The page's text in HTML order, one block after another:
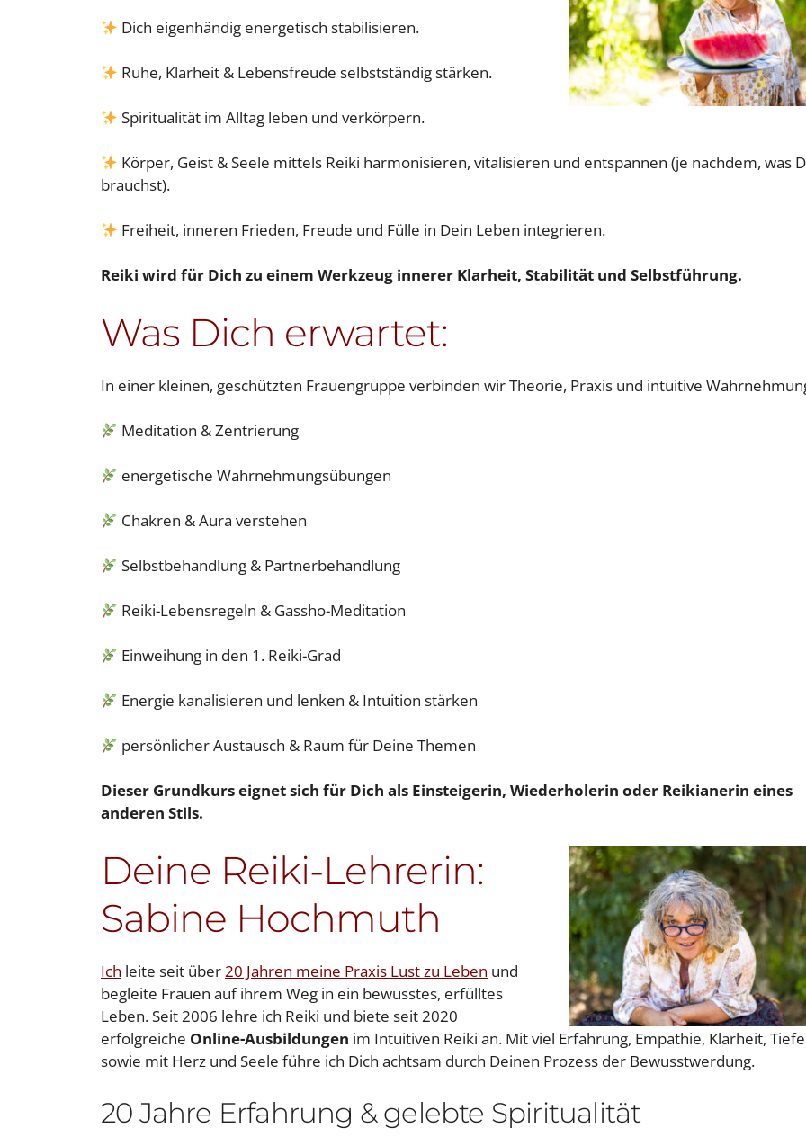
Dich eigenhändig energetisch stabilisieren.
Ruhe, Klarheit & Lebensfreude selbstständig stärken.
Spiritualität im Alltag leben und verkörpern.
Körper, Geist & Seele mittels Reiki harmonisieren, vitalisieren und entspannen (je nachdem, was
brauchst).
Freiheit, inneren Frieden, Freude und Fülle in Dein Leben integrieren.
Reiki wird für Dich zu einem Werkzeug innerer Klarheit, Stabilität und Selbstführung.
Was Dich erwartet:
In einer kleinen, geschützten Frauengruppe verbinden wir Theorie, Praxis und intuitive
Meditation & Zentrierung
energetische Wahrnehmungsübungen
Chakren & Aura verstehen
Selbstbehandlung & Partnerbehandlung
Reiki-Lebensregeln & Gassho-Meditation
Einweihung in den 1. Reiki-Grad
Energie kanalisieren und lenken & Intuition stärken
persönlicher Austausch & Raum für Deine Themen
Dieser Grundkurs eignet sich für Dich als Einsteigerin, Wiederholerin oder Reikianerin eines
anderen Stils.
Deine Reiki-Lehrerin:
Sabine Hochmuth
Ich leite seit über20 Jahren meine Praxis Lust zu Leben und
begleite Frauen auf ihrem Weg in ein bewusstes, erfülltes
Leben. Seit 2006 lehre ich Reiki und biete seit 2020
erfolgreiche Online-Ausbildungen im Intuitiven Reiki an. Mit viel Erfahrung, Empathie, Klarheit, Tiefe
sowie mit Herz und Seele führe ich Dich achtsam durch Deinen Prozess der Bewusstwerdung.
20 Jahre Erfahrung & gelebte Spiritualität